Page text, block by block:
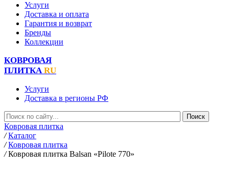
Услуги
Доставка и оплата
Гарантия и возврат
Бренды
Коллекции
КОВРОВАЯ
ПЛИТКА RU
Услуги
Доставка в регионы РФ
Ковровая плитка
/ Каталог
/ Ковровая плитка
/ Ковровая плитка Balsan «Pilote 770»